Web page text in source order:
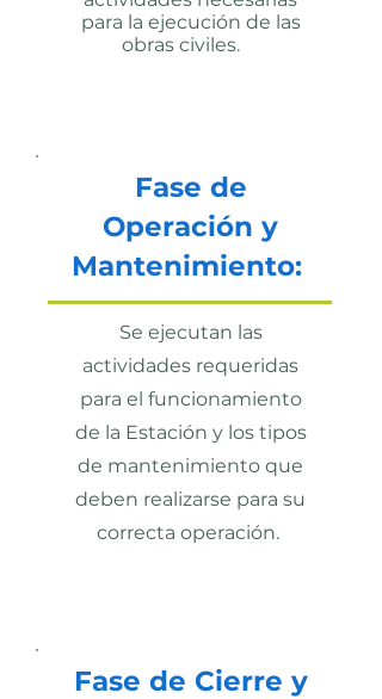
para la ejecución de las
obras civiles.
Fase de
Operación y
Mantenimiento:
Se ejecutan las
actividades requeridas
para el funcionamiento
de la Estación y los tipos
de mantenimiento que
deben realizarse para su
correcta operación.
Fase de Cierre y